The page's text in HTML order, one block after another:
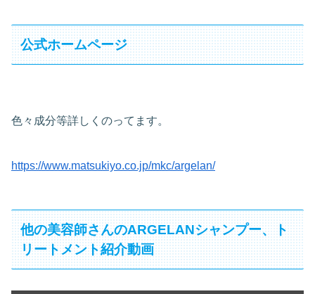
公式ホームページ
色々成分等詳しくのってます。
https://www.matsukiyo.co.jp/mkc/argelan/
他の美容師さんのARGELANシャンプー、ト
リートメント紹介動画